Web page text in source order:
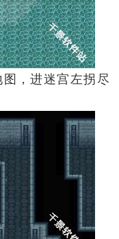
，进迷宫左拐尽